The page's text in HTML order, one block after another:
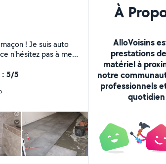
! Je suis auto
n'hésitez pas à me
: 5/5
À
AlloVoisins
prestations
matériel à
notre
professionnels